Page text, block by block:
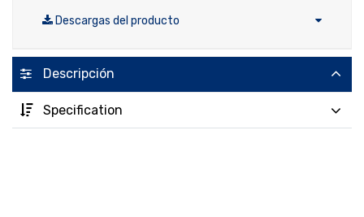
Descargas del producto
Descripción
Specification